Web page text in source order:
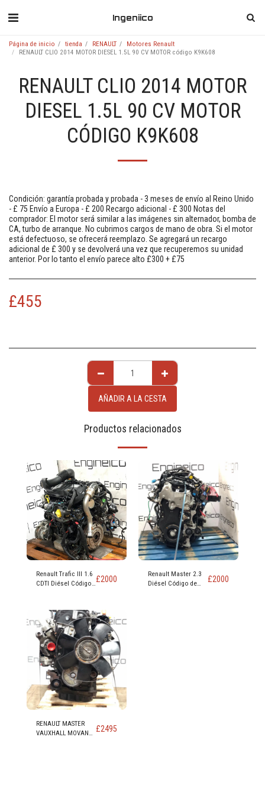
Ingeniico
Página de inicio tienda RENAULT
Motores Renault
RENAULT CLIO 2014 MOTOR DIESEL 1.5L 90 CV MOTOR código K9K608
RENAULT CLIO 2014 MOTOR
DIESEL 1.5L 90 CV MOTOR
CÓDIGO K9K608
Condición: garantía probada y probada - 3 meses de envío al Reino Unido
- £ 75 Envío a Europa - £ 200 Recargo adicional - £ 300 Notas del
comprador: El motor será similar a las imágenes sin alternador, bomba de
CA, turbo de arranque. No cubrimos cargos de mano de obra. Si el motor
está defectuoso, se ofrecerá reemplazo. Se agregará un recargo
adicional de £ 300 y se devolverá una vez que recuperemos su unidad
anterior. Por lo tanto el envío parece alto £300 + £75
£455
AÑADIR A LA CESTA
Productos relacionados
Renault Trafic III 1.6
CDTI Diésel Código
£2000
Renault Master 2.3
Diésel Código de
£2000
RENAULT MASTER
VAUXHALL MOVANO £2495